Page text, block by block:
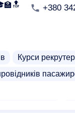
+380
Курси